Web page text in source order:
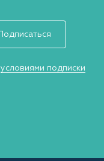
Подписаться
условиями подписки